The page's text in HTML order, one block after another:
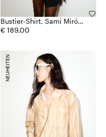
Bustier-Shirt, Sami Miró
&Co.llaboration
€ 189,00
NEUHEITEN